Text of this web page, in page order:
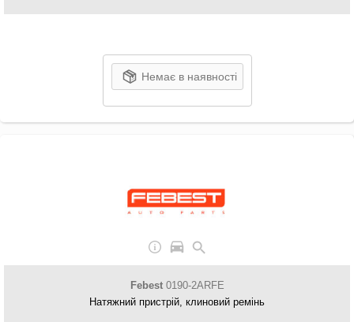
Немає в наявності
Febest0190-2ARFE
Натяжний пристрій, клиновий ремінь